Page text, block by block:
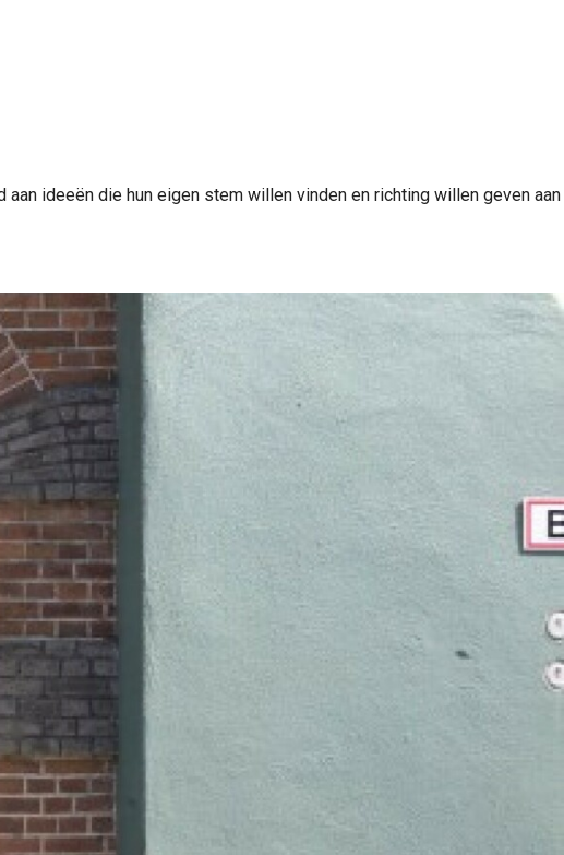
ideeën die hun eigen stem willen vinden en richting willen geven aan